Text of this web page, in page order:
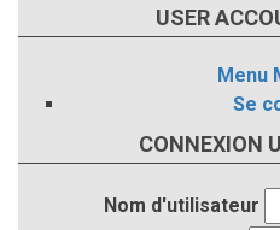
USER
Menu
Se
CONNEXION
Nom d'utilisateur